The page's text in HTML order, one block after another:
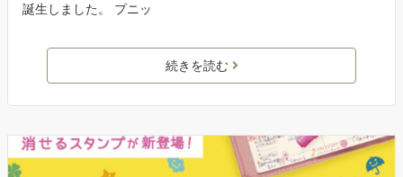
誕生しました。 プニッ
続きを読む